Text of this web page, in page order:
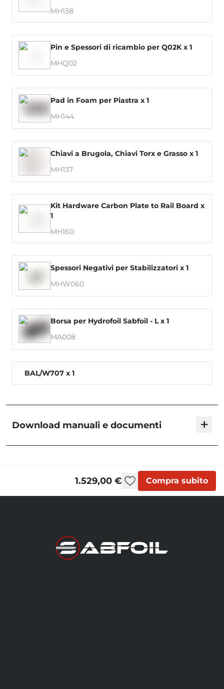
BAL/W707 x 1
MH138
Pin e Spessori di ricambio per Q02K x 1
MHQ02
Pad in Foam per Piastra x 1
MH144
Chiavi a Brugola, Chiavi Torx e Grasso x 1
MH137
Kit Hardware Carbon Plate to Rail Board x
1
MH160
Spessori Negativi per Stabilizzatori x 1
MHW060
Borsa per Hydrofoil Sabfoil - L x 1
MA008
Download manuali e documenti +
1.529,00 € Compra subito